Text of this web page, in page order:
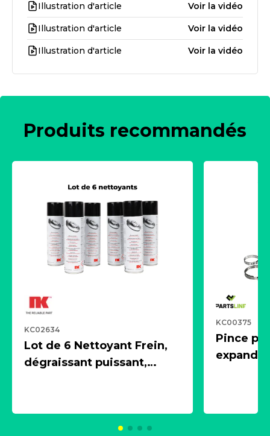
Illustration d'article Voir la vidéo
Illustration d'article Voir la vidéo
Illustration d'article Voir la vidéo
Produits recommandés
KC02634
Lot de 6 Nettoyant Frein,
dégraissant puissant,
KC00375
Pince